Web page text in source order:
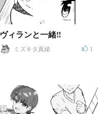
ヴィランと一緒‼
ミズキタ真緒 1